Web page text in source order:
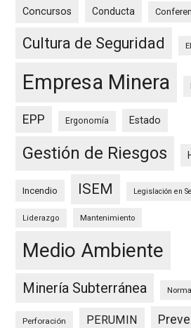
Concursos Conducta
Cultura de Seguridad
Empresa Minera
EPP Ergonomía Estado
Gestión de Riesgos
Incendio ISEM Legislación en
Liderazgo Mantenimiento
Medio Ambiente
Minería Subterránea
Perforación PERUMIN